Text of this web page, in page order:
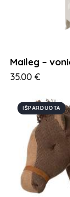
Maileg –
35.00 €
IŠPARDUOTA